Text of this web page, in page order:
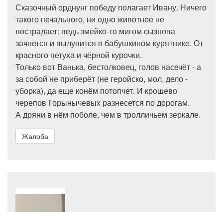
Сказочный орднунг победу полагает Ивану. Ничего
такого печального, ни одно животное не
пострадает: ведь змейко-то мигом сызнова
зачнется и вылупится в бабушкином курятнике. От
красного петуха и чёрной курочки.
Только вот Ванька, бестолковец, голов насечёт - а
за собой не приберёт (не геройско, мол, дело -
уборка), да еще конём потопчет. И крошево
черепов Горынычевых разнесется по дорогам.
А дряни в нём поболе, чем в тролличьем зеркале.
Жалоба